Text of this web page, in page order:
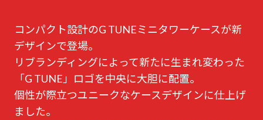
コンパクト設計のG TUNEミニタワーケースが新
デザインで登場。
リブランディングによって新たに生まれ変わった
「G TUNE」ロゴを中央に大胆に配置。
個性が際立つユニークなケースデザインに仕上げ
ました。